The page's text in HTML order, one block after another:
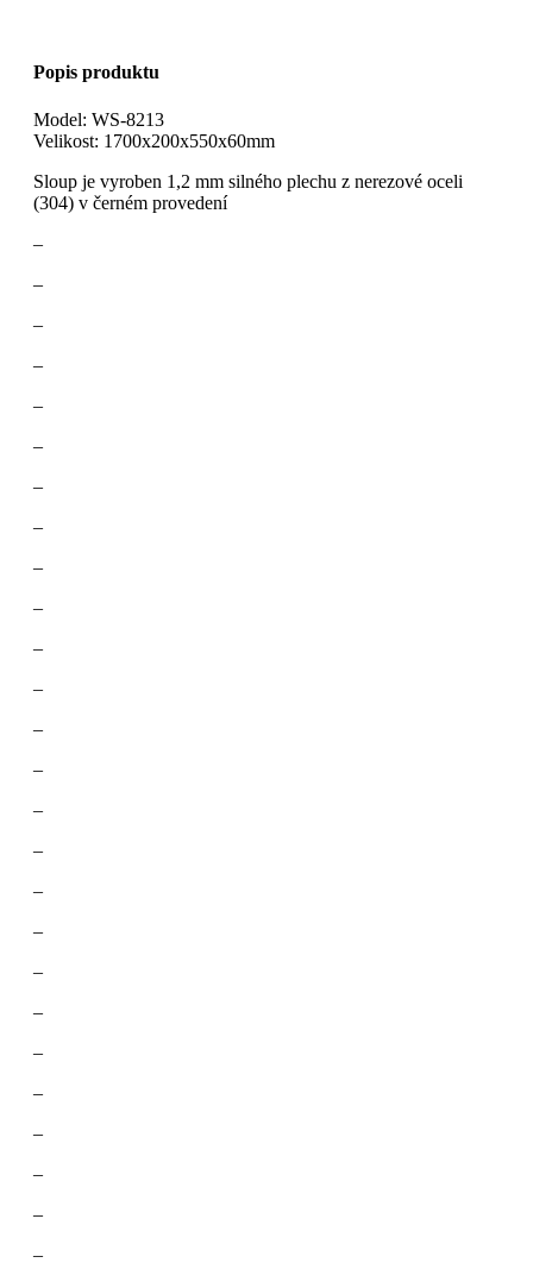
Popis produktu
Model: WS-8213
Velikost: 1700x200x550x60mm
Sloup je vyroben 1,2 mm silného plechu z nerezové oceli
(304) v černém provedení
–
–
–
–
–
–
–
–
–
–
–
–
–
–
–
–
–
–
–
–
–
–
–
–
–
–